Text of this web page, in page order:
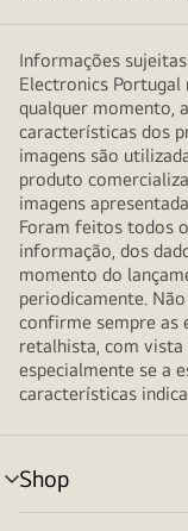
Informações
Electronics
qualquer momento,
características dos
imagens são
produto
imagens
Foram feitos todos
informação, dos
momento do
periodicamente.
confirme sempre as
retalhista, com
especialmente se a
características
Shop
alternar
menu